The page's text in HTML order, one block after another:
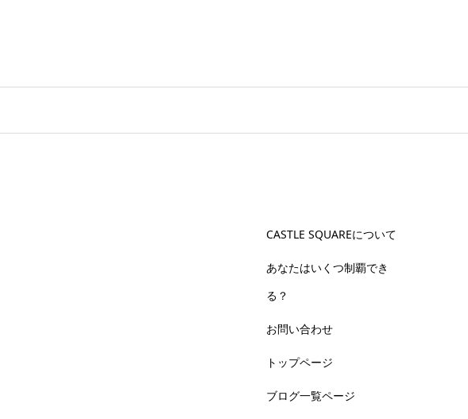
CASTLE SQUAREについて
あなたはいくつ制覇でき
る？
お問い合わせ
トップページ
ブログ一覧ページ